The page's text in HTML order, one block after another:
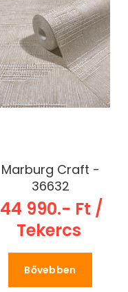
Marburg Craft -
36632
44 990.- Ft /
Tekercs
Bővebben